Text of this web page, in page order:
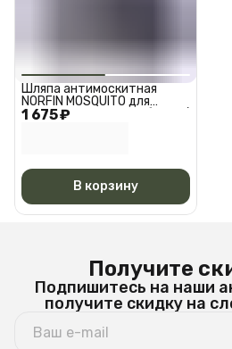
1 675 ₽
Шляпа антимоскитная
NORFIN MOSQUITO для
туризма. охоты и рыбалки /
В корзину
Получите
Подпишитесь на наши
получите скидку на